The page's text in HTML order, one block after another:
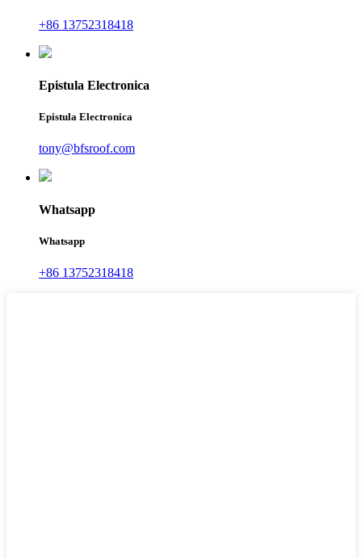
+86 13752318418
Epistula Electronica
Epistula Electronica
tony@bfsroof.com
Whatsapp
Whatsapp
+86 13752318418